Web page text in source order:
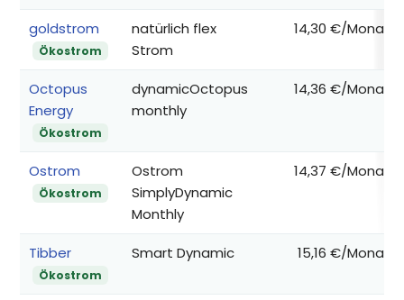
goldstrom
Ökostrom
natürlich flex
Strom
14,30 €/Monat
Octopus
Energy
Ökostrom
dynamicOctopus
monthly
14,36 €/Monat
Ostrom
Ökostrom
Ostrom
SimplyDynamic
Monthly
14,37 €/Monat
Tibber
Ökostrom
Smart Dynamic 15,16 €/Monat